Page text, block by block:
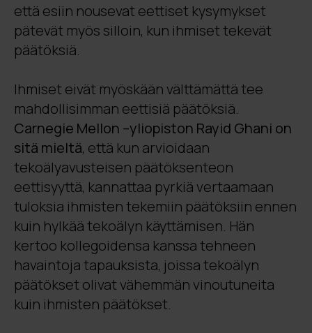
että esiin nousevat eettiset kysymykset
pätevät myös silloin, kun ihmiset tekevät
päätöksiä.
Ihmiset eivät myöskään välttämättä tee
mahdollisimman eettisiä päätöksiä.
Carnegie Mellon –yliopiston Rayid Ghani on
sitä mieltä, että kun arvioidaan
tekoälyavusteisen päätöksenteon
eettisyyttä, kannattaa pyrkiä vertaamaan
tuloksia ihmisten tekemiin päätöksiin ennen
kuin hylkää tekoälyn käyttämisen. Hän
kertoo kollegoidensa kanssa tehneen
havaintoja tapauksista, joissa tekoälyn
päätökset olivat vähemmän vinoutuneita
kuin ihmisten päätökset.